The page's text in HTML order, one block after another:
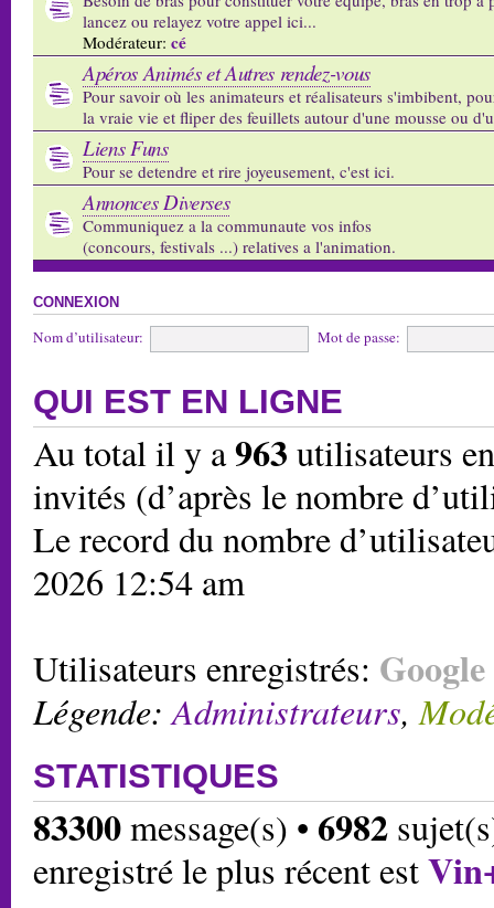
lancez ou relayez votre appel ici...
Modérateur: cé
Apéros Animés et Autres rendez-vous
Pour savoir où les animateurs et réalisateurs s'imbibent,
la vraie vie et fliper des feuillets autour d'une mousse ou
Liens Funs
Pour se detendre et rire joyeusement, c'est ici.
Annonces Diverses
Communiquez a la communaute vos infos
(concours, festivals ...) relatives a l'animation.
CONNEXION
Nom d’utilisateur: Mot de passe:
QUI EST EN LIGNE
Au total il y a963 utilisateurs
invités (d’après le nombre
Le record du nombre
2026 12:54 am
Utilisateurs enregistrés:
Légende:Administrateurs,
STATISTIQUES
83300message(s) • 6982
enregistré le plus récent est